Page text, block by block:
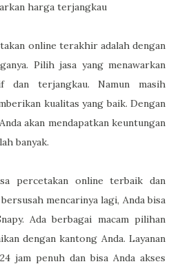
harga terjangkau
online terakhir adalah dengan
Pilih jasa yang menawarkan
dan terjangkau. Namun masih
kualitas yang baik. Dengan
akan mendapatkan keuntungan
banyak.
percetakan online terbaik dan
mencarinya lagi, Anda bisa
Ada berbagai macam pilihan
dengan kantong Anda. Layanan
jam penuh dan bisa Anda akses